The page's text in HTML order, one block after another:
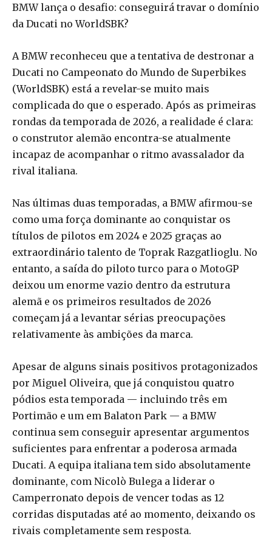
BMW lança o desafio: conseguirá travar o domínio
da Ducati no WorldSBK?
A BMW reconheceu que a tentativa de destronar a
Ducati no Campeonato do Mundo de Superbikes
(WorldSBK) está a revelar-se muito mais
complicada do que o esperado. Após as primeiras
rondas da temporada de 2026, a realidade é clara:
o construtor alemão encontra-se atualmente
incapaz de acompanhar o ritmo avassalador da
rival italiana.
Nas últimas duas temporadas, a BMW afirmou-se
como uma força dominante ao conquistar os
títulos de pilotos em 2024 e 2025 graças ao
extraordinário talento de Toprak Razgatlioglu. No
entanto, a saída do piloto turco para o MotoGP
deixou um enorme vazio dentro da estrutura
alemã e os primeiros resultados de 2026
começam já a levantar sérias preocupações
relativamente às ambições da marca.
Apesar de alguns sinais positivos protagonizados
por Miguel Oliveira, que já conquistou quatro
pódios esta temporada — incluindo três em
Portimão e um em Balaton Park — a BMW
continua sem conseguir apresentar argumentos
suficientes para enfrentar a poderosa armada
Ducati. A equipa italiana tem sido absolutamente
dominante, com Nicolò Bulega a liderar o
Camperronato depois de vencer todas as 12
corridas disputadas até ao momento, deixando os
rivais completamente sem resposta.